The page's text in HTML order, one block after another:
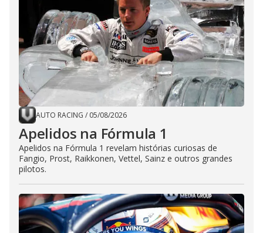
AUTO RACING / 05/08/2026
Apelidos na Fórmula 1
Apelidos na Fórmula 1 revelam histórias curiosas de
Fangio, Prost, Raikkonen, Vettel, Sainz e outros grandes
pilotos.